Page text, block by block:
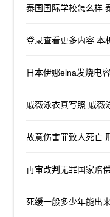
泰国国际学校怎么样
登录查看更多内容 本
日本伊娜elna发烧电容
戚薇泳衣真写照 戚薇
故意伤害罪致人死亡
再审改判无罪国家赔
死缓一般多少年能出